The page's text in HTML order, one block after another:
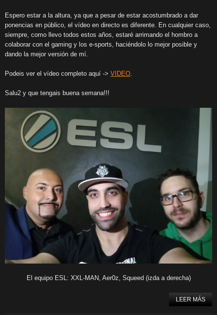
Espero estar a la altura, ya que a pesar de estar acostumbrado a dar
ponencias en público, el vídeo en directo es diferente. En cualquier caso,
siempre, como llevo todos estos años, estaré arrimando el hombro a
colaborar con el gaming y los e-sports, haciéndolo lo mejor posible y
dando la mejor versión de mí.
Podeis ver el vídeo completo aquí -> VIDEO
Salu2 y que tengais buena semana!!!
El equipo ESL: XXL-MAN, Aer0z, Squeed (izda a derecha)
LEER MÁS